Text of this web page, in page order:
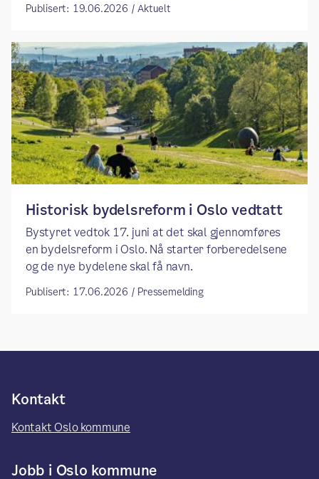
Publisert: 19.06.2026 / Aktuelt
​​Historisk bydelsreform i Oslo vedtatt​
Bystyret vedtok 17. juni at det skal gjennomføres
en bydelsreform i Oslo. Nå starter forberedelsene
og de nye bydelene skal få navn.
Publisert: 17.06.2026 / Pressemelding
Kontakt
Kontakt Oslo kommune
Jobb i Oslo kommune